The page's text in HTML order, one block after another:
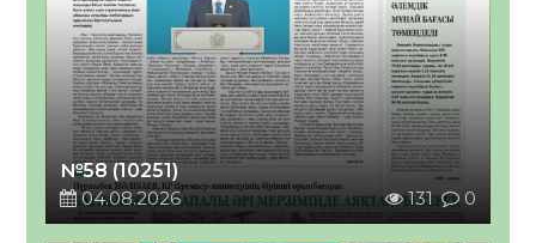
№58 (10251)
04.08.2026
131 0